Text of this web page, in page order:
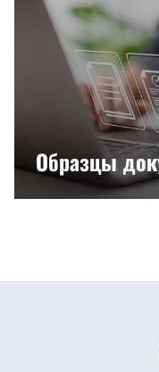
Образцы